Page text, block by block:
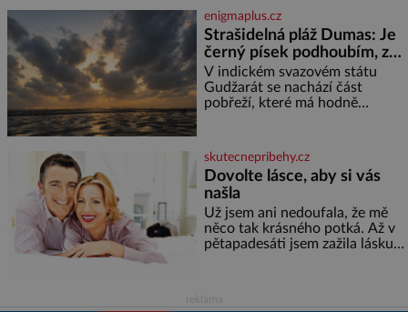
jediného dne můžete
nahlédnout do útrob jedné z
nejvýznamnějších vodních
elektráren v Evropě, vydat se na
horské hřebeny, projet se na
koloběžce a den zakončit
poznáváním památek ve
enigmaplus.cz
Strašidelná pláž Dumas: Je
černý písek podhoubím, ze
kterého roste zlo?
V indickém svazovém státu
Gudžarát se nachází část
pobřeží, které má hodně
Proč má pláž takové netypické
zbarvení? Nakolik jsou pravd
skutecnepribehy.cz
Dovolte lásce, aby si vás
našla
Už jsem ani nedoufala, že mě
něco tak krásného potká. Až v
pětapadesáti jsem zažila lásku